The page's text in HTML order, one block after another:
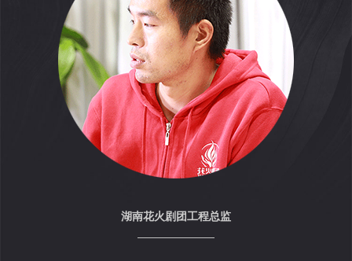
湖南花火剧团工程总监
———————